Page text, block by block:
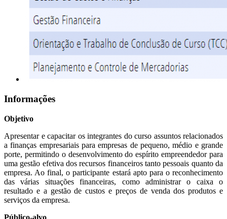
Informações
Objetivo
Apresentar e capacitar os integrantes do curso assuntos relacionados
a finanças empresariais para empresas de pequeno, médio e grande
porte, permitindo o desenvolvimento do espírito empreendedor para
uma gestão efetiva dos recursos financeiros tanto pessoais quanto da
empresa. Ao final, o participante estará apto para o reconhecimento
das várias situações financeiras, como administrar o caixa o
resultado e a gestão de custos e preços de venda dos produtos e
serviços da empresa.
Público-alvo